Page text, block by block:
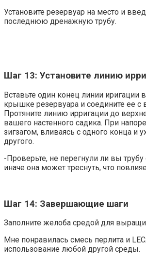
Установите резервуар на место и
последнюю дренажную трубу.
Шаг 13: Установите линию
Вставьте один конец линии иригации
крышке резервуара и соедините ее с
Протяните линию ирригации до
вашего настенного садика. При
зигзагом, вливаясь с одного конца и
другого.
-Проверьте, не перегнули ли вы
иначе она может треснуть, что
Шаг 14: Завершающие шаги
Заполните желоба средой для
Мне понравилась смесь перлита и
использование любой другой среды.